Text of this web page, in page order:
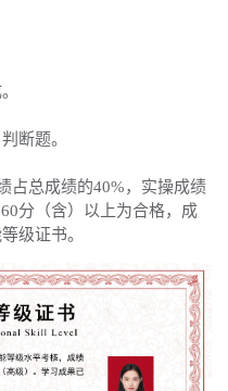
断题。
占总成绩的40%，实操成绩
分（含）以上为合格，成
级证书。